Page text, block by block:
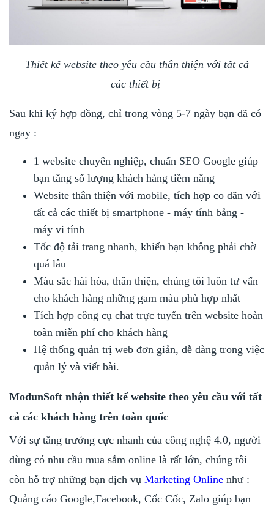
Thiết kế website theo yêu cầu thân thiện với tất cả
các thiết bị
Sau khi ký hợp đồng, chỉ trong vòng 5-7 ngày bạn đã có
ngay :
1 website chuyên nghiệp, chuẩn SEO Google giúp
bạn tăng số lượng khách hàng tiềm năng
Website thân thiện với mobile, tích hợp co dãn với
tất cả các thiết bị smartphone - máy tính bảng -
máy vi tính
Tốc độ tải trang nhanh, khiến bạn không phải chờ
quá lâu
Màu sắc hài hòa, thân thiện, chúng tôi luôn tư vấn
cho khách hàng những gam màu phù hợp nhất
Tích hợp công cụ chat trực tuyến trên website hoàn
toàn miễn phí cho khách hàng
Hệ thống quản trị web đơn giản, dễ dàng trong việc
quản lý và viết bài.
ModunSoft nhận thiết kế website theo yêu cầu với tất
cả các khách hàng trên toàn quốc
Với sự tăng trưởng cực nhanh của công nghệ 4.0, người
dùng có nhu cầu mua sắm online là rất lớn, chúng tôi
còn hỗ trợ những bạn dịch vụ Marketing Online như :
Quảng cáo Google,Facebook, Cốc Cốc, Zalo giúp bạn